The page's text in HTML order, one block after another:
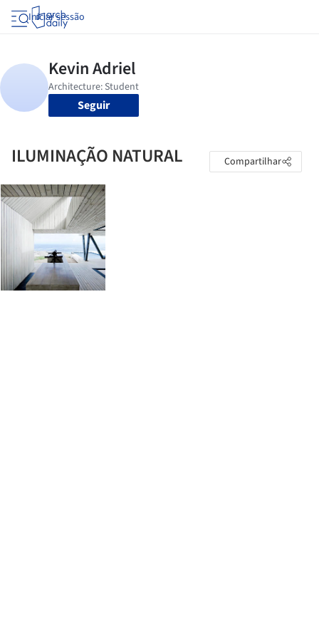
Iniciar sessão
Seguir
ILUMINAÇÃO NATURAL Compartilhar